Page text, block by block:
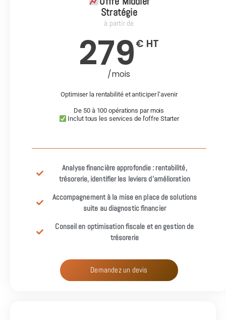
Stratégie
à partir de
279€ HT
/mois
Optimiser la rentabilité et anticiper l’avenir
De 50 à 100 opérations par mois
Inclut tous les services de l'offre Starter
Analyse financière approfondie : rentabilité,
trésorerie, identifier les leviers d’amélioration
Accompagnement à la mise en place de solutions
suite au diagnostic financier
Conseil en optimisation fiscale et en gestion de
trésorerie
Demandez un devis